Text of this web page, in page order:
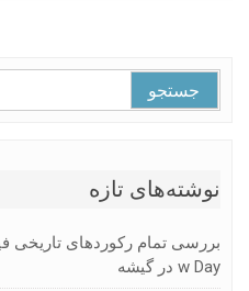
برای:
نوشته‌های تازه
W Day در گیشه